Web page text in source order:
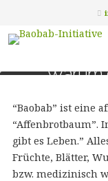
Warum
“Baobab” ist eine
“Affenbrotbaum”.
gibt es Leben.”
Früchte, Blätter,
bzw. medizinisch